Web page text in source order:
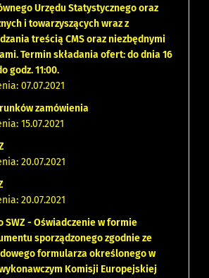
Urzędu Statystycznego oraz
i towarzyszących wraz z
treścią CMS oraz niezbędnymi
Termin składania ofert: do dnia 16
godz. 11:00.
07.07.2021
zamówienia
15.07.2021
20.07.2021
20.07.2021
SWZ - Oświadczenie w formie
sporządzonego zgodnie ze
formularza określonego w
Komisji Europejskiej